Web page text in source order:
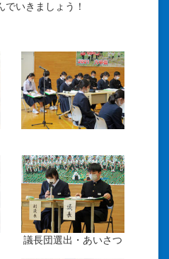
いきましょう！
議長団選出・あいさつ